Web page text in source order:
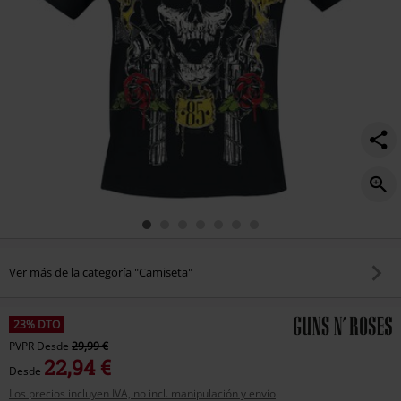
Ver más de la categoría "Camiseta"
23% DTO
PVPR Desde 29,99 €
Desde 22,94 €
Los precios incluyen IVA, no incl. manipulación y envío